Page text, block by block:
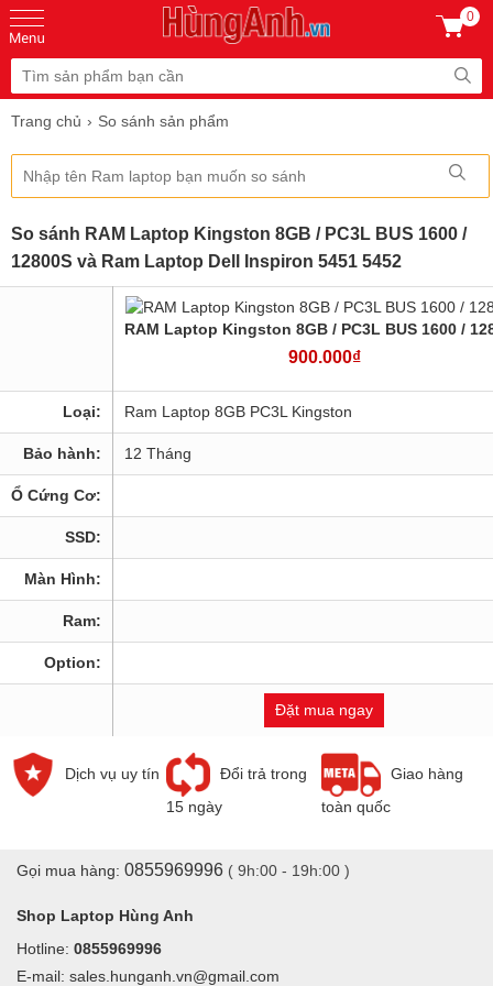
0
Trang chủ So sánh sản phẩm
So sánh RAM Laptop Kingston 8GB / PC3L BUS 1600 /
12800S và Ram Laptop Dell Inspiron 5451 5452
RAM Laptop Kingston 8GB / PC3L BUS 1600 /
900.000₫
Loại: Ram Laptop 8GB PC3L Kingston
Bảo hành: 12 Tháng
Ổ Cứng Cơ:
SSD:
Màn Hình:
Ram:
Option:
Đặt mua ngay
Dịch vụ uy tín
Đổi trả trong
15 ngày
Giao hàng
toàn quốc
Gọi mua hàng: 0855969996 ( 9h:00 - 19h:00 )
Shop Laptop Hùng Anh
Hotline: 0855969996
E-mail: sales.hunganh.vn@gmail.com